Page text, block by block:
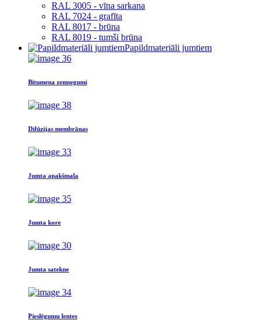
RAL 3005 - vīna sarkana
RAL 7024 - grafīta
RAL 8017 - brūna
RAL 8019 - tumši brūna
Papildmateriāli jumtiem
Bitumena zemsegumi
Difūzijas membrānas
Jumta apakšmala
Jumta kore
Jumta satekne
Pieslēgumu lentes